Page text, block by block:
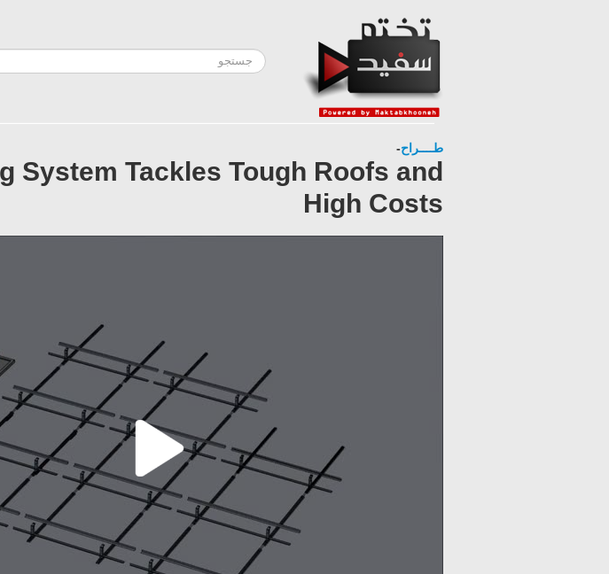
طــــراح-
System Tackles Tough Roofs and
High Costs